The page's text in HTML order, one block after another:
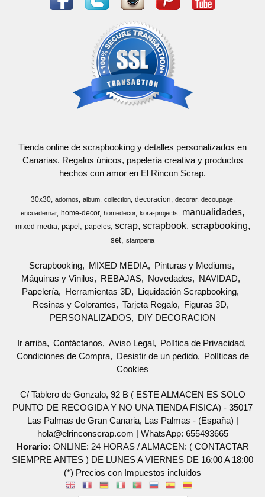
Tienda online de scrapbooking y detalles personalizados en
Canarias. Regalos únicos, papelería creativa y productos
hechos con amor en El Rincon Scrap.
30x30 adornos album collection decoracion decorar
decoupage
encuadernar home-decor homedecor kora-projects manualidades
mixed-media papel papeles scrap scrapbook scrapbooking
set stamperia
Scrapbooking MIXED MEDIA
Pinturas y Mediums
Máquinas y Vinilos
REBAJAS Novedades
NAVIDAD
Papelería
Herramientas 3D
Liquidación Scrapbooking
Resinas y Colorantes
Tarjeta Regalo
Figuras 3D
PERSONALIZADOS
DIY DECORACION
Ir arriba Contáctanos Aviso Legal
Política de Privacidad
Condiciones de Compra
Desistir de un pedido
Políticas de
Cookies
C/ Tablero de Gonzalo, 92 B ( ESTE ALMACEN ES SOLO
PUNTO DE RECOGIDA Y NO UNA TIENDA FISICA) - 35017
Las Palmas de Gran Canaria, Las Palmas - (España) |
hola@elrinconscrap.com | WhatsApp: 655493665
Horario: ONLINE: 24 HORAS / ALMACEN: ( CONTACTAR
SIEMPRE ANTES ) DE LUNES A VIERNES DE 16:00 A 18:00
(*) Precios con Impuestos incluidos